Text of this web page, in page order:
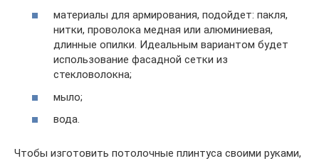
материалы для армирования, подойдет: пакля,
нитки, проволока медная или алюминиевая,
длинные опилки. Идеальным вариантом будет
использование фасадной сетки из
стекловолокна;
мыло;
вода.
Чтобы изготовить потолочные плинтуса своими руками,